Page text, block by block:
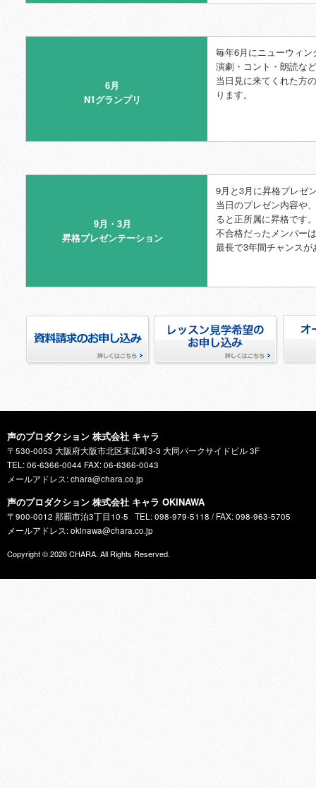
6月
N1グランプリ
毎年6月にニューウィ
演劇・コント・朗読な
当日見に来てくれた方
ります。
9月・3月
昇格プレゼンテーション
9月と3月に昇格プレゼ
当日のプレゼン内容や
ると正所属に昇格です。
不合格だったメンバー
最長で3年間チャンスが
声のプロダクション 株式会社 キャラ
〒530-0053 大阪府大阪市北区末広町3-3 大同パークサイドビル 3F
TEL: 06-6366-0044 FAX: 06-6366-0043
メールアドレス: chara@chara.co.jp
声のプロダクション 株式会社 キャラ OKINAWA
〒900-0012 那覇市泊3丁目10-5
TEL: 098-979-5118 / FAX: 098-963-5705
メールアドレス: okinawa@chara.co.jp
Copyright © 2026CHARA. All Rights Reserved.